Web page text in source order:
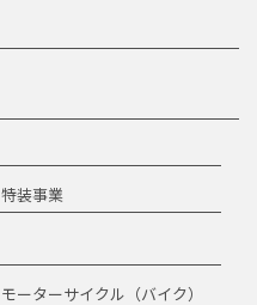
特装事業
モーターサイクル（バイク）